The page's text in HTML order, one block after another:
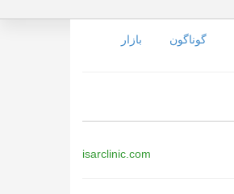
گوناگون بازار
isarclinic.com